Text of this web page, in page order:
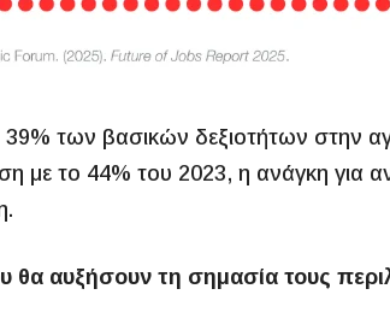
39% των βασικών δεξιοτήτων στην
με το 44% του 2023, η ανάγκη για
θα αυξήσουν τη σημασία τους